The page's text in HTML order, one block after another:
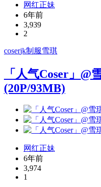
网红正妹
6年前
3,939
2
coserjk制服雪琪
「人气Coser」@
(20P/93MB)
网红正妹
6年前
3,974
1